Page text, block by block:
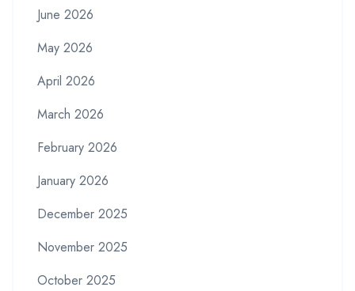
June 2026
May 2026
April 2026
March 2026
February 2026
January 2026
December 2025
November 2025
October 2025